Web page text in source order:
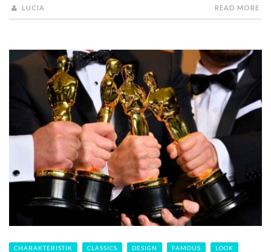
LUCIA READ MORE
CHARAKTERISTIK CLASSICS DESIGN FAMOUS LOOK